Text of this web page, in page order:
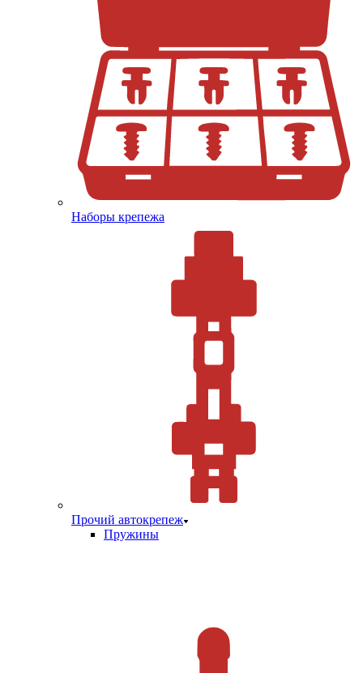
Наборы крепежа
Прочий автокрепеж
Пружины